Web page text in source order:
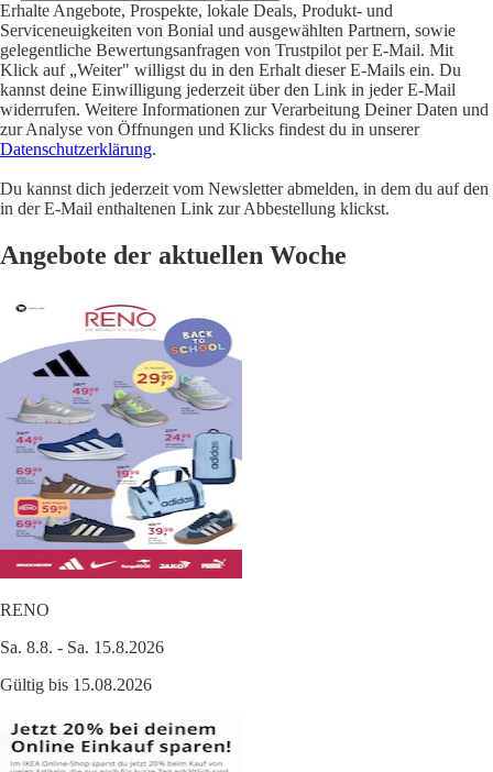
Erhalte Angebote, Prospekte, lokale Deals, Produkt- und
Serviceneuigkeiten von Bonial und ausgewählten Partnern, sowie
gelegentliche Bewertungsanfragen von Trustpilot per E-Mail. Mit
Klick auf „Weiter" willigst du in den Erhalt dieser E-Mails ein. Du
kannst deine Einwilligung jederzeit über den Link in jeder E-Mail
widerrufen. Weitere Informationen zur Verarbeitung Deiner Daten und
zur Analyse von Öffnungen und Klicks findest du in unserer
Datenschutzerklärung.
Du kannst dich jederzeit vom Newsletter abmelden, in dem du auf den
in der E-Mail enthaltenen Link zur Abbestellung klickst.
Angebote der aktuellen Woche
RENO
Sa. 8.8. - Sa. 15.8.2026
Gültig bis 15.08.2026